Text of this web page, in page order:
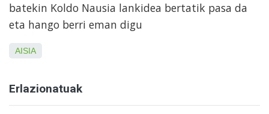
batekin Koldo Nausia lankidea bertatik pasa da
eta hango berri eman digu
AISIA
Erlazionatuak